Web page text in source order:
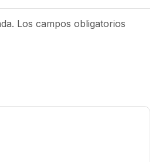
Los campos obligatorios